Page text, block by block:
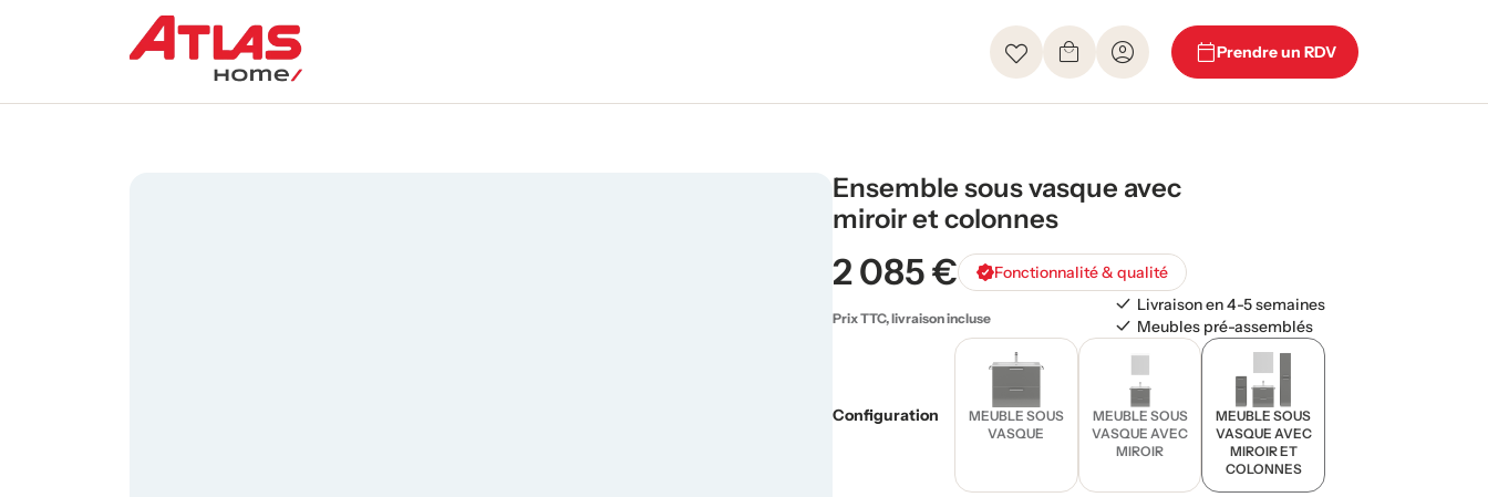
Prendre un RDV
Ensemble sous vasque avec
miroir et colonnes
2 085 € Fonctionnalité & qualité
Prix TTC, livraison incluse
Livraison en 4-5 semaines
Meubles pré-assemblés
Configuration
MEUBLE SOUS
VASQUE
MEUBLE SOUS
VASQUE AVEC
MIROIR
MEUBLE SOUS
VASQUE AVEC
MIROIR ET
COLONNES